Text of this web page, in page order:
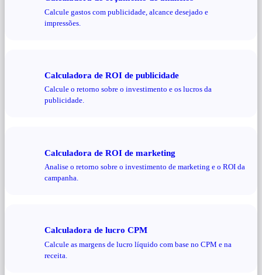
Calcule gastos com publicidade, alcance desejado e
impressões.
Calculadora de ROI de publicidade
Calcule o retorno sobre o investimento e os lucros da
publicidade.
Calculadora de ROI de marketing
Analise o retorno sobre o investimento de marketing e o ROI da
campanha.
Calculadora de lucro CPM
Calcule as margens de lucro líquido com base no CPM e na
receita.